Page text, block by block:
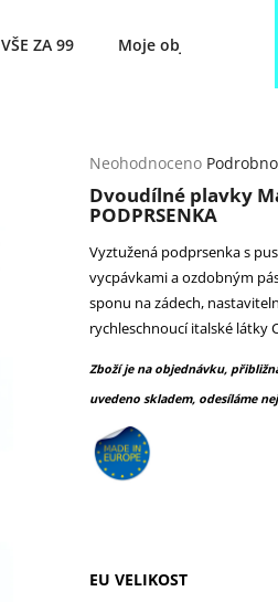
VŠE ZA 99 Moje objednávka
Průměrné
hodnocení
produktu
je
0,0
5
hvězdiček.
Neohodnoceno
Dvoudílné plavky
PODPRSENKA
Vyztužená podprsenka s
vycpávkami a ozdobným
sponu na zádech,
rychleschnoucí italské látky
Zboží je na objednávku,
uvedeno skladem, odesíláme
EU VELIKOST